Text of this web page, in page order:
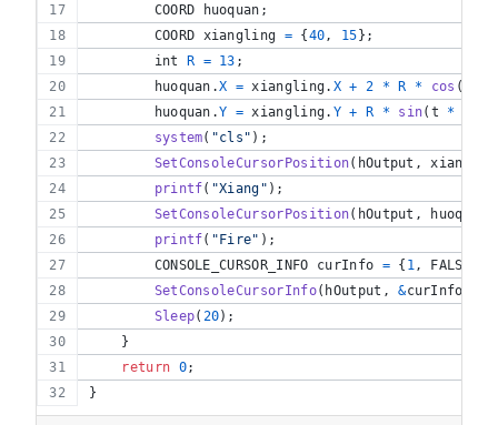
COORD
huoquan ;
COORD
xiangling = {40 , 15};
int
R = 13 ;
huoquan .X = xiangling. X + 2 * R * cos (
huoquan .Y = xiangling. Y + R * sin( t *
system( "cls" );
SetConsoleCursorPosition( hOutput ,
printf( "Xiang" );
SetConsoleCursorPosition( hOutput , huoquan
printf( "Fire" );
CONSOLE_CURSOR_INFO
curInfo = { 1 ,
SetConsoleCursorInfo( hOutput , &curInfo
Sleep( 20);
    }
return 0;
}